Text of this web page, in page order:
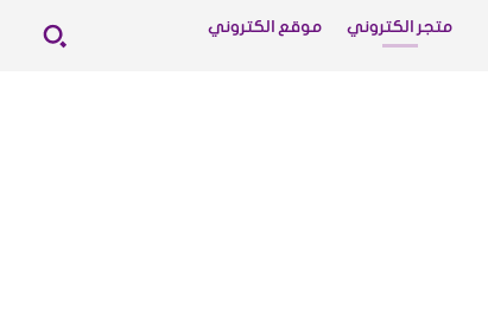
متجر الكتروني موقع الكتروني